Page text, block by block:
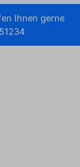
Ihnen gerne